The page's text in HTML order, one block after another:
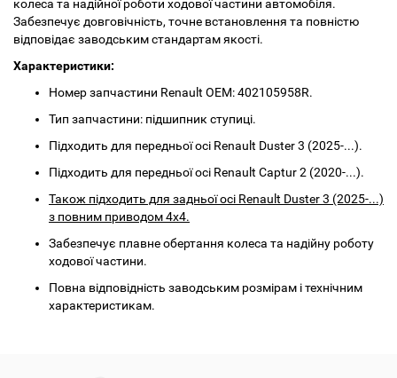
колеса та надійної роботи ходової частини автомобіля.
Забезпечує довговічність, точне встановлення та повністю
відповідає заводським стандартам якості.
Характеристики:
Номер запчастини Renault OEM: 402105958R.
Тип запчастини: підшипник ступиці.
Підходить для передньої осі Renault Duster 3 (2025-...).
Підходить для передньої осі Renault Captur 2 (2020-...).
Також підходить для задньої осі Renault Duster 3 (2025-...)
з повним приводом 4x4.
Забезпечує плавне обертання колеса та надійну роботу
ходової частини.
Повна відповідність заводським розмірам і технічним
характеристикам.